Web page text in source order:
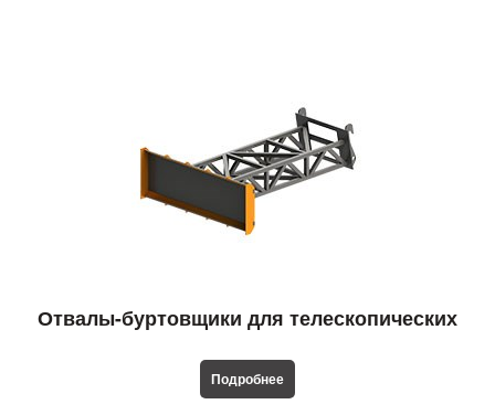
Отвалы-буртовщики для телескопических
Подробнее